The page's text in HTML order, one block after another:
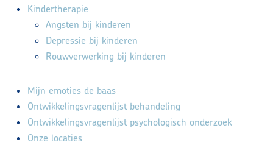
Kindertherapie
Angsten bij kinderen
Depressie bij kinderen
Rouwverwerking bij kinderen
Mijn emoties de baas
Ontwikkelingsvragenlijst behandeling
Ontwikkelingsvragenlijst psychologisch onderzoek
Onze locaties